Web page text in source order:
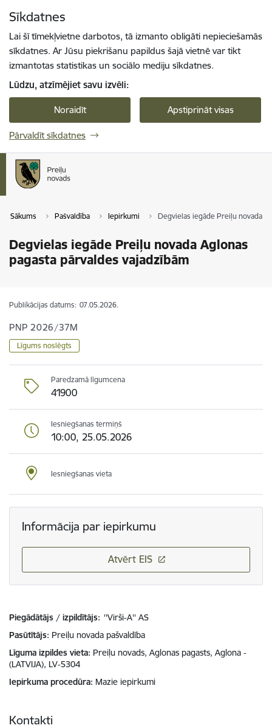
Sīkdatnes
Lai šī tīmekļvietne darbotos, tā izmanto obligāti nepieciešamās
sīkdatnes. Ar Jūsu piekrišanu papildus šajā vietnē var tikt
izmantotas statistikas un sociālo mediju sīkdatnes.
Lūdzu, atzīmējiet savu izvēli:
Noraidīt Apstiprināt visas
Pārvaldīt sīkdatnes
Sākums Pašvaldība Iepirkumi Degvielas iegāde Preiļu novada
Degvielas iegāde Preiļu novada Aglonas
pagasta pārvaldes vajadzībām
Publikācijas datums: 07.05.2026.
PNP 2026/37M
Līgums noslēgts
Paredzamā līgumcena
41900
Iesniegšanas termiņš
10:00, 25.05.2026
Iesniegšanas vieta
Informācija par iepirkumu
Atvērt EIS
Piegādātājs / izpildītājs: ''Virši-A'' AS
Pasūtītājs Preiļu novada pašvaldība
Līguma izpildes vieta Preiļu novads, Aglonas pagasts, Aglona -
(LATVIJA), LV-5304
Iepirkuma procedūra Mazie iepirkumi
Kontakti